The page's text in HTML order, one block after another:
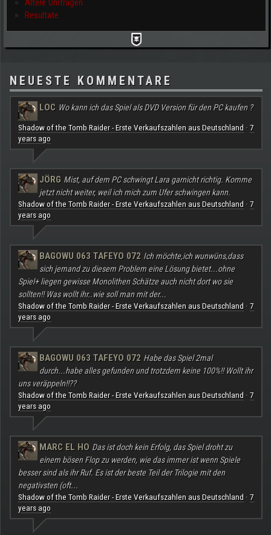
Ältere Umfragen
Resultate
NEUESTE KOMMENTARE
LOC Wo kann ich das Spiel als DVD Version für den PC kaufen ?
Shadow of the Tomb Raider - Erste Verkaufszahlen aus Deutschland · 7
years ago
JÖRG Mist, auf dem PC schwingt Lara garnicht richtig. Komme
jetzt nicht weiter, weil ich mich zum Ufer schwingen kann.
Shadow of the Tomb Raider - Erste Verkaufszahlen aus Deutschland · 7
years ago
BAGOWU 063 TAFEYO 072 Ich möchte,ich wunwüns,dass
sich jemand zu diesem Problem eine Lösung bietet...ohne
Spiel+ liegen gewisse Monolithen Schätze auch nicht dort wo sie
sollten!! Was wollt ihr..wie soll man mit der...
Shadow of the Tomb Raider - Erste Verkaufszahlen aus Deutschland · 7
years ago
BAGOWU 063 TAFEYO 072 Habe das Spiel 2mal
durch...habe alles gefunden und trotzdem keine 100%!! Wollt ihr
uns veräppeln!!??
Shadow of the Tomb Raider - Erste Verkaufszahlen aus Deutschland · 7
years ago
MARC EL HO Das ist doch kein Erfolg, das Spiel droht zu
einem bösen Flop zu werden, wie das immer ist wenn Spiele
besser sind als ihr Ruf. Es ist der beste Teil der Trilogie mit den
negativsten (oft...
Shadow of the Tomb Raider - Erste Verkaufszahlen aus Deutschland · 7
years ago